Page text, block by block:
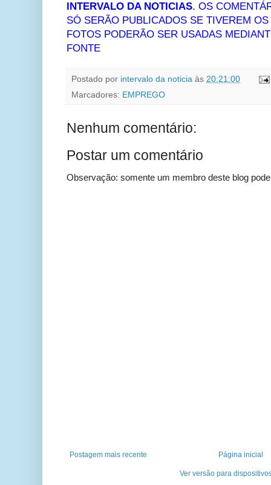
INTERVALO DA NOTICIAS. OS
SÓ SERÃO PUBLICADOS SE TIVEREM OS
FOTOS PODERÃO SER USADAS
FONTE
Postado por intervalo da noticia às 20:21:00
Marcadores: EMPREGO
Nenhum comentário:
Postar um comentário
Observação: somente um membro deste blog
Postagem mais recente Página inicial
Ver versão para